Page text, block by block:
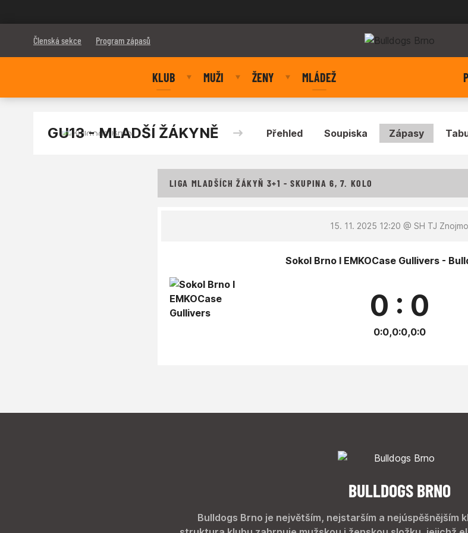
Členská sekce Program zápasů
KLUB MUŽI ŽENY MLÁDEŽ
GU13 - MLADŠÍ ŽÁKYNĚ Přehled Soupiska Zápasy
LIGA MLADŠÍCH ŽÁKYŇ 3+1 - SKUPINA 6, 7. KOLO
15. 11. 2025 12:20 @ SH TJ Znojmo
Sokol Brno I EMKOCase Gullivers -
0 : 0
0:0,0:0,0:0
BULLDOGS BRNO
Bulldogs Brno je největším, nejstarším a nejúspěšnějším